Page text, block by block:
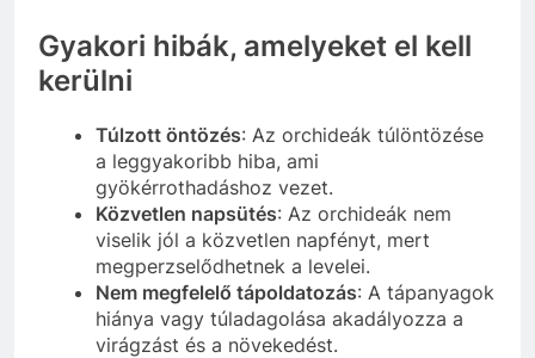
Gyakori hibák, amelyeket el kell
kerülni
Túlzott öntözés: Az orchideák túlöntözése
a leggyakoribb hiba, ami
gyökérrothadáshoz vezet.
Közvetlen napsütés: Az orchideák nem
viselik jól a közvetlen napfényt, mert
megperzselődhetnek a levelei.
Nem megfelelő tápoldatozás: A tápanyagok
hiánya vagy túladagolása akadályozza a
virágzást és a növekedést.